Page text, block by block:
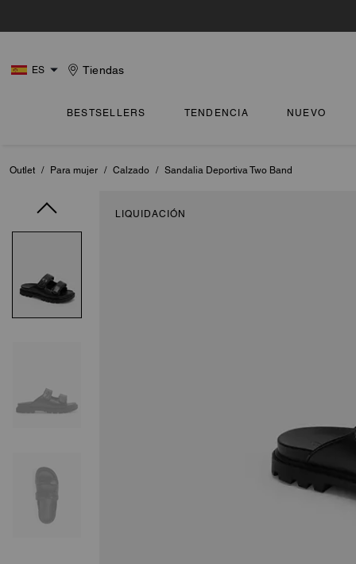
ES Tiendas
BESTSELLERS TENDENCIA NUEVO
Outlet / Para mujer / Calzado / Sandalia Deportiva Two Band
LIQUIDACIÓN